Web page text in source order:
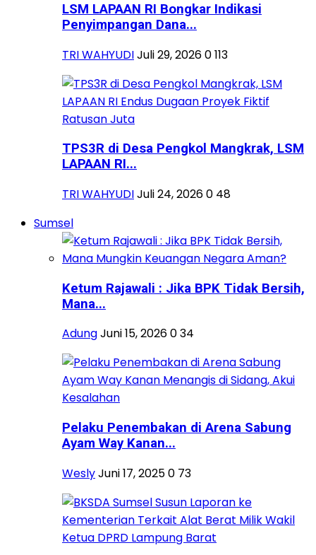
LSM LAPAAN RI Bongkar Indikasi
Penyimpangan Dana...
TRI WAHYUDIJuli 29, 20260113
TPS3R di Desa Pengkol Mangkrak, LSM
LAPAAN RI...
TRI WAHYUDIJuli 24, 20260 48
Sumsel
Ketum Rajawali : Jika BPK Tidak Bersih,
Mana...
AdungJuni 15, 2026034
Pelaku Penembakan di Arena Sabung
Ayam Way Kanan...
WeslyJuni 17, 20250 73